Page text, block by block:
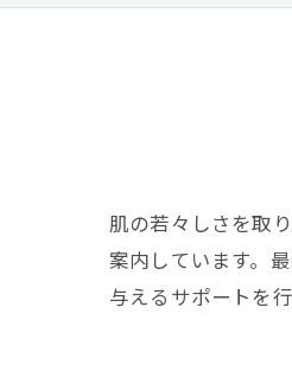
肌の若々しさを取
案内しています。
与えるサポートを行